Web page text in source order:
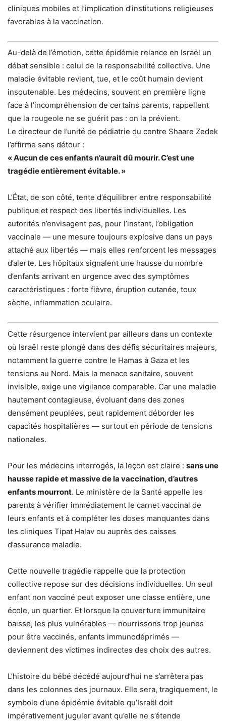
cliniques mobiles et l’implication d’institutions religieuses
favorables à la vaccination.
Au-delà de l’émotion, cette épidémie relance en Israël un
débat sensible : celui de la responsabilité collective. Une
maladie évitable revient, tue, et le coût humain devient
insoutenable. Les médecins, souvent en première ligne
face à l’incompréhension de certains parents, rappellent
que la rougeole ne se guérit pas : on la prévient.
Le directeur de l’unité de pédiatrie du centre Shaare Zedek
l’affirme sans détour :
« Aucun de ces enfants n’aurait dû mourir. C’est une
tragédie entièrement évitable. »
L’État, de son côté, tente d’équilibrer entre responsabilité
publique et respect des libertés individuelles. Les
autorités n’envisagent pas, pour l’instant, l’obligation
vaccinale — une mesure toujours explosive dans un pays
attaché aux libertés — mais elles renforcent les messages
d’alerte. Les hôpitaux signalent une hausse du nombre
d’enfants arrivant en urgence avec des symptômes
caractéristiques : forte fièvre, éruption cutanée, toux
sèche, inflammation oculaire.
Cette résurgence intervient par ailleurs dans un contexte
où Israël reste plongé dans des défis sécuritaires majeurs,
notamment la guerre contre le Hamas à Gaza et les
tensions au Nord. Mais la menace sanitaire, souvent
invisible, exige une vigilance comparable. Car une maladie
hautement contagieuse, évoluant dans des zones
densément peuplées, peut rapidement déborder les
capacités hospitalières — surtout en période de tensions
nationales.
Pour les médecins interrogés, la leçon est claire : sans une
hausse rapide et massive de la vaccination, d’autres
enfants mourront. Le ministère de la Santé appelle les
parents à vérifier immédiatement le carnet vaccinal de
leurs enfants et à compléter les doses manquantes dans
les cliniques Tipat Halav ou auprès des caisses
d’assurance maladie.
Cette nouvelle tragédie rappelle que la protection
collective repose sur des décisions individuelles. Un seul
enfant non vacciné peut exposer une classe entière, une
école, un quartier. Et lorsque la couverture immunitaire
baisse, les plus vulnérables — nourrissons trop jeunes
pour être vaccinés, enfants immunodéprimés —
deviennent des victimes indirectes des choix des autres.
L’histoire du bébé décédé aujourd’hui ne s’arrêtera pas
dans les colonnes des journaux. Elle sera, tragiquement, le
symbole d’une épidémie évitable qu’Israël doit
impérativement juguler avant qu’elle ne s’étende